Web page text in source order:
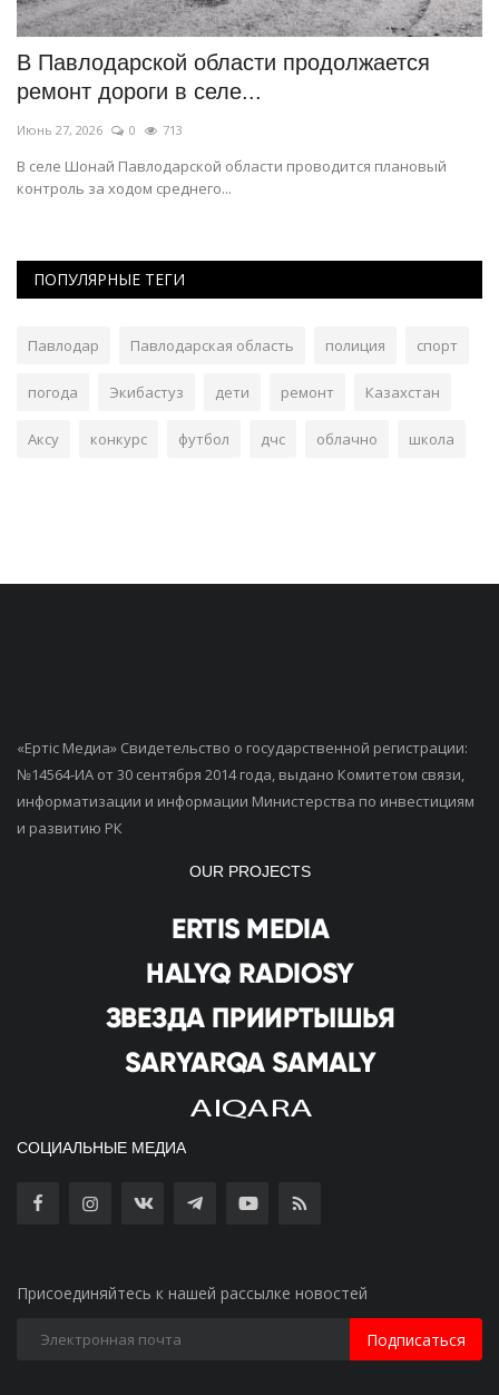
В Павлодарской области продолжается
ремонт дороги в селе...
Июнь 27, 2026 0 713
В селе Шонай Павлодарской области проводится плановый
контроль за ходом среднего...
ПОПУЛЯРНЫЕ ТЕГИ
Павлодар Павлодарская область полиция спорт
погода Экибастуз дети ремонт Казахстан
Аксу конкурс футбол дчс облачно школа
«Ертiс Медиа» Свидетельство о государственной регистрации:
№14564-ИА от 30 сентября 2014 года, выдано Комитетом связи,
информатизации и информации Министерства по инвестициям
и развитию РК
OUR PROJECTS
СОЦИАЛЬНЫЕ МЕДИА
Присоединяйтесь к нашей рассылке новостей
Подписаться